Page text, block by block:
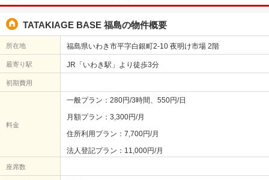
TATAKIAGE BASE 福島の物件概要
所在地 福島県いわき市平字白銀町2-10 夜明け市場 2階
最寄り駅 JR「いわき駅」より徒歩3分
初期費用
料金
一般プラン：280円/3時間、550円/日
月額プラン：3,300円/月
住所利用プラン：7,700円/月
法人登記プラン：11,000円/月
座席数